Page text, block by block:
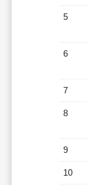
5
6
7
8
9
10